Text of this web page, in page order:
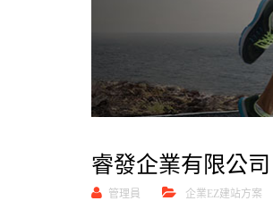
睿發企業有限公司
管理員 企業EZ建站方案